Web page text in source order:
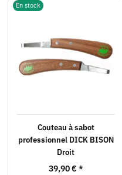
En stock
Couteau à sabot
professionnel DICK BISON
Droit
39,90 € *